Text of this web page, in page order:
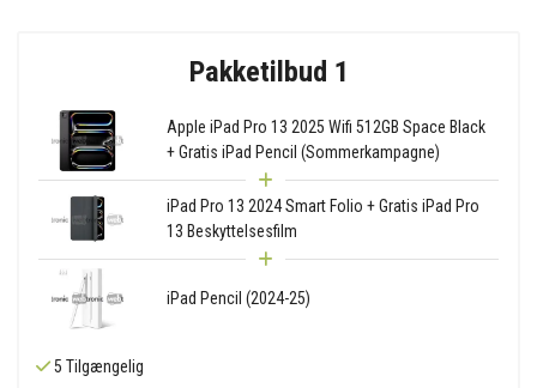
Pakketilbud 1
Apple iPad Pro 13 2025 Wifi 512GB Space Black
+ Gratis iPad Pencil (Sommerkampagne)
iPad Pro 13 2024 Smart Folio + Gratis iPad Pro
13 Beskyttelsesfilm
iPad Pencil (2024-25)
5 Tilgængelig